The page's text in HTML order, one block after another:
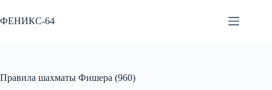
к
сути
ФЕНИКС-64
Правила шахматы Фишера (960)